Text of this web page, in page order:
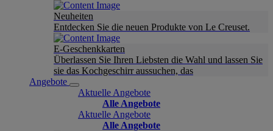
Neuheiten
Entdecken Sie die neuen Produkte von Le Creuset.
E-Geschenkkarten
Überlassen Sie Ihren Liebsten die Wahl und lassen Sie
sie das Kochgeschirr aussuchen, das
Angebote
Aktuelle Angebote
Alle Angebote
Aktuelle Angebote
Alle Angebote